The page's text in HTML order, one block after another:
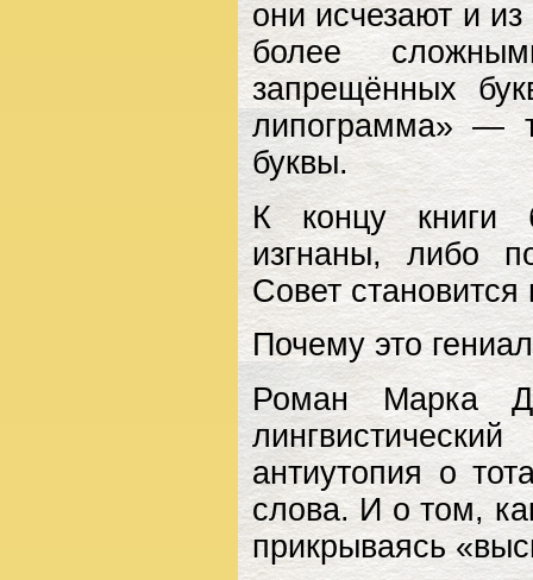
они исчезают и
более
запрещённых
липограмма» —
буквы.
К концу книги
изгнаны, либо
Совет
Почему это
Роман Марка
антиутопия о
слова. И о том,
прикрываясь